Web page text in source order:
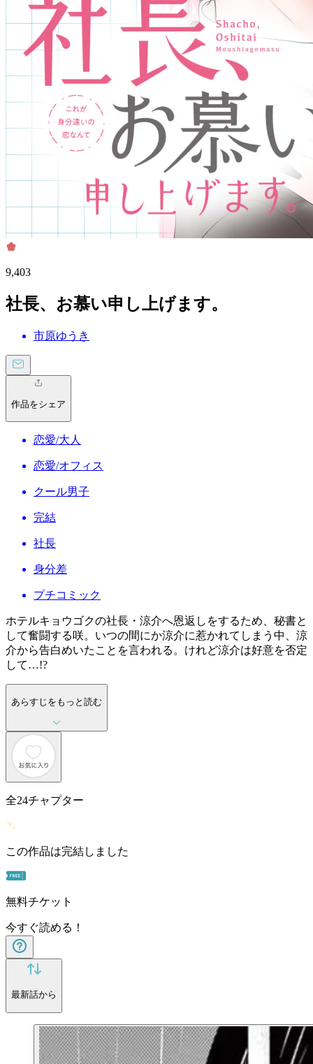
9,403
社長、お慕い申し上げます。
市原ゆうき
作品をシェア
恋愛/大人
恋愛/オフィス
クール男子
完結
社長
身分差
プチコミック
ホテルキョウゴクの社長・涼介へ恩返しをするため、秘書と
して奮闘する咲。いつの間にか涼介に惹かれてしまう中、涼
介から告白めいたことを言われる。けれど涼介は好意を否定
して…!?
あらすじをもっと読む
全24チャプター
この作品は完結しました
無料チケット
今すぐ読める！
最新話から